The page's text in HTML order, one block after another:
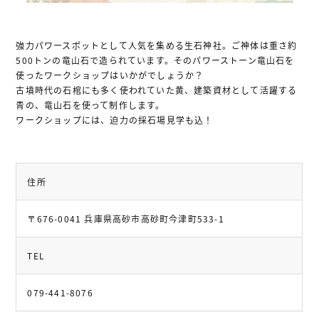
関連サイトリンク
強力パワースポットとして人気を集める生石神社。ご神体は重さ約
500トンの竜山石で造られています。そのパワーストーン竜山石を
使ったワークショップはいかがでしょうか？
古墳時代の石棺にも多く使われていた黄、建築資材として活躍する
青の、竜山石を使って制作します。
ワークショップには、迫力の採石場見学も込！
住所
〒676-0041 兵庫県高砂市高砂町今津町533-1
TEL
079-441-8076